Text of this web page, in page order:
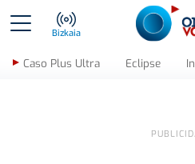
Bizkaia
Caso Plus Ultra Eclipse